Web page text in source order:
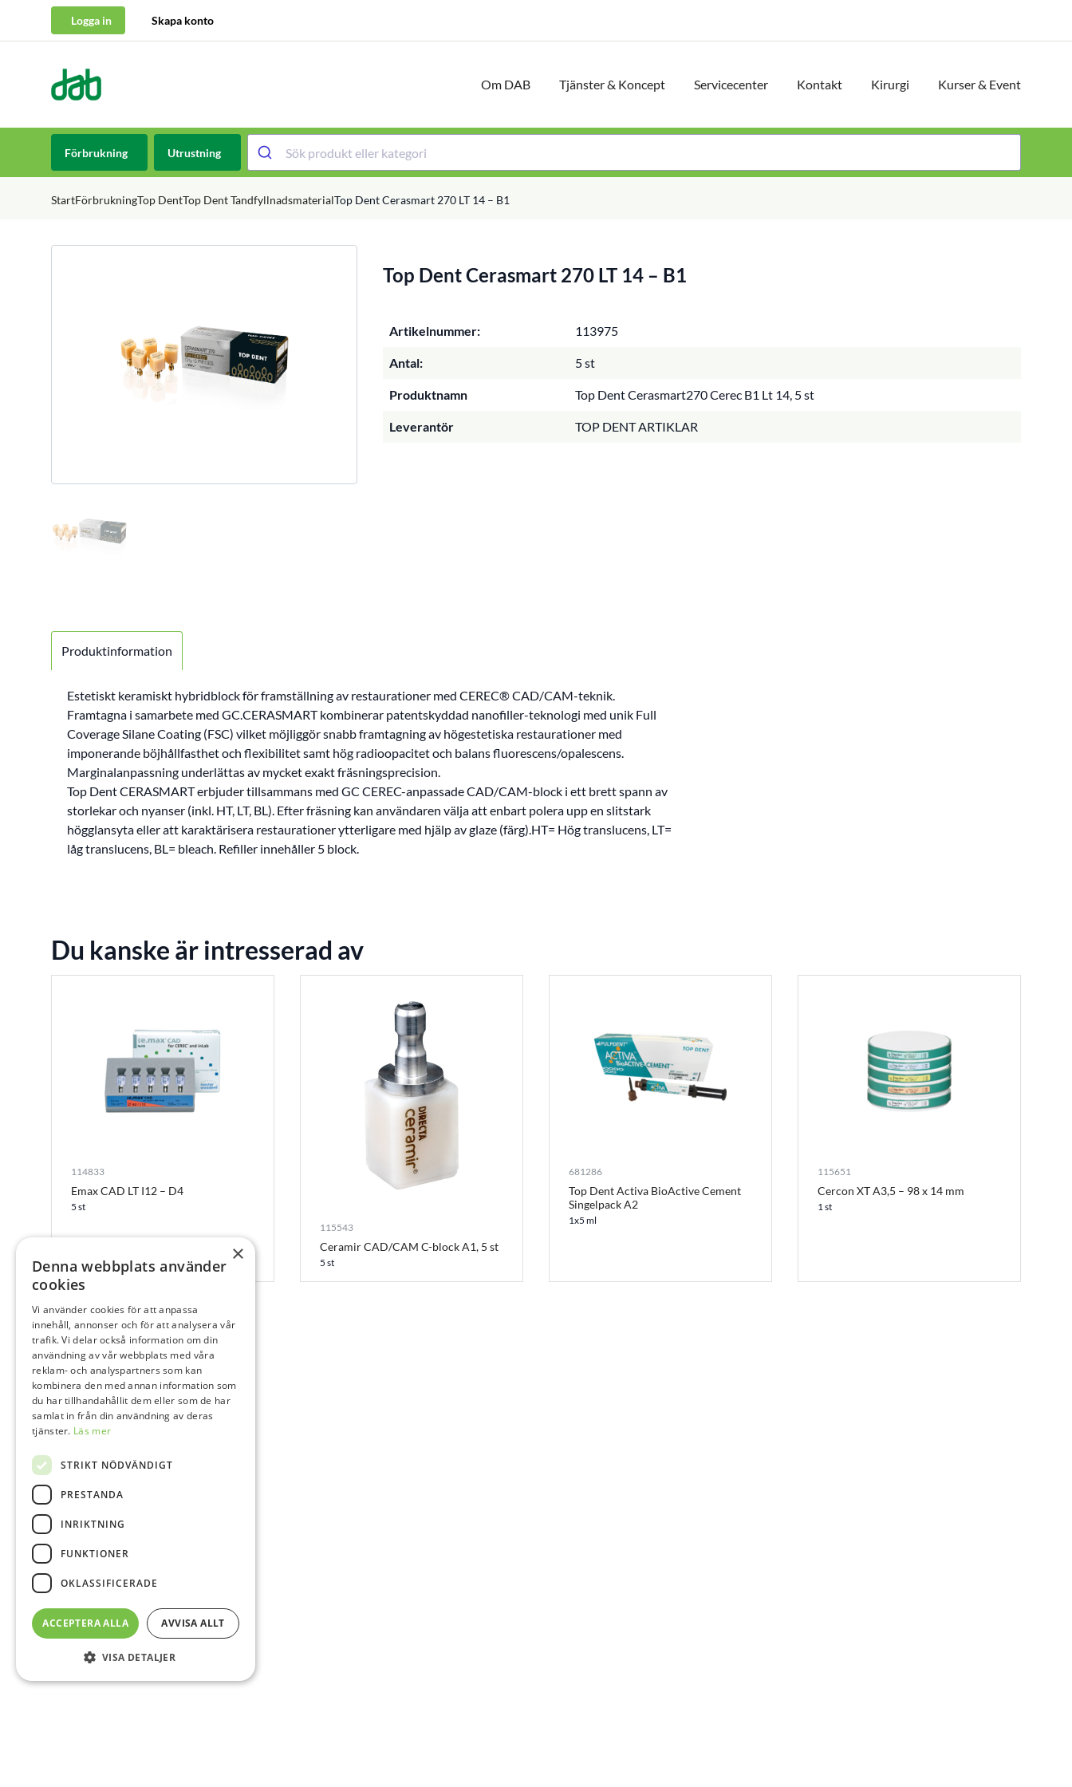
Logga in Skapa konto
DAB Dental Om DAB Tjänster & Koncept Servicecenter Kontakt Kirurgi Kurser & Event
Förbrukning Utrustning
StartFörbrukningTop DentTop Dent TandfyllnadsmaterialTop Dent Cerasmart 270 LT 14 – B1
Top Dent Cerasmart 270 LT 14 – B1
Artikelnummer: 113975
Antal: 5 st
Produktnamn Top Dent Cerasmart270 Cerec B1 Lt 14, 5 st
Leverantör TOP DENT ARTIKLAR
Produktinformation
Estetiskt keramiskt hybridblock för framställning av restaurationer med CEREC® CAD/CAM-teknik.
Framtagna i samarbete med GC.CERASMART kombinerar patentskyddad nanofiller-teknologi med unik Full
Coverage Silane Coating (FSC) vilket möjliggör snabb framtagning av högestetiska restaurationer med
imponerande böjhållfasthet och flexibilitet samt hög radioopacitet och balans fluorescens/opalescens.
Marginalanpassning underlättas av mycket exakt fräsningsprecision.
Top Dent CERASMART erbjuder tillsammans med GC CEREC-anpassade CAD/CAM-block i ett brett spann av
storlekar och nyanser (inkl. HT, LT, BL). Efter fräsning kan användaren välja att enbart polera upp en slitstark
högglansyta eller att karaktärisera restaurationer ytterligare med hjälp av glaze (färg).HT= Hög translucens, LT=
låg translucens, BL= bleach. Refiller innehåller 5 block.
Du kanske är intresserad av
114833
Emax CAD LT I12 – D4
5 st
115543
Ceramir CAD/CAM C-block A1, 5 st
5 st
681286
Top Dent Activa BioActive Cement
Singelpack A2
1x5 ml
115651
Cercon XT A3,5 – 98 x 14 mm
1 st
×
Denna webbplats använder
cookies
Vi använder cookies för att anpassa
innehåll, annonser och för att analysera vår
trafik. Vi delar också information om din
användning av vår webbplats med våra
reklam- och analyspartners som kan
kombinera den med annan information som
du har tillhandahållit dem eller som de har
samlat in från din användning av deras
tjänster. Läs mer
STRIKT NÖDVÄNDIGT
PRESTANDA
INRIKTNING
FUNKTIONER
OKLASSIFICERADE
ACCEPTERA ALLA AVVISA ALLT
VISA DETALJER